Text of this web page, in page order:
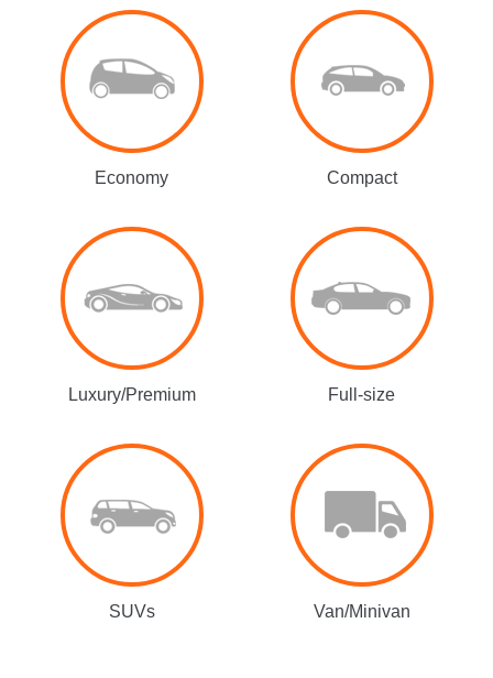
Economy Compact
Luxury/Premium Full-size
SUVs Van/Minivan